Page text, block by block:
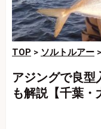
TOP > ソルトルアー >
アジングで良
も解説【千葉・